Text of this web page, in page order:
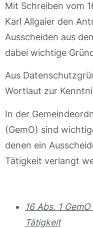
Mit Schreiben vom
Karl Allgaier den
Ausscheiden aus
dabei wichtige
Aus
Wortlaut zur
In der
(GemO) sind
denen ein
Tätigkeit verlangt
16 Abs. 1
Tätigkeit